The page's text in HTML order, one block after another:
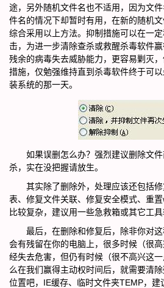
途，另外随机文件名也不适用，因为文
件名的情况下却暂时有用，在新的随机
综合采用以上方法。抑制措施可以在一
击，为进一步清除查杀或救醒杀毒软件
残余的病毒失去威胁能力，更容易剿灭
措施，仅勉强维持直到杀毒软件终于可
装系统的那一天。
如果误删怎么办？强烈建议删除文件
杀，实在没把握请放生。
其实除了删除外，处理应该还包括修
表、修复文件关联、修复安全模式、重置
比较复杂，建议用一些急救箱或其它工具
最后，在删除和修复后，除非你对这
会有残留在你的电脑上，很多时候（很
经失去危害，但仍有时候（很不高兴这
么在我们赢得主动权时间后，就需要清
位置吧，IE缓存、临时文件夹TEMP，